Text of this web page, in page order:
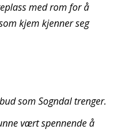
med rom for å
kjem kjenner seg
som Sogndal trenger.
vært spennende å